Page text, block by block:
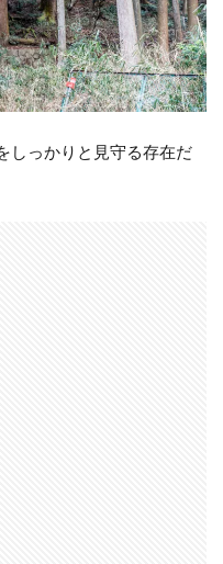
しっかりと見守る存在だ